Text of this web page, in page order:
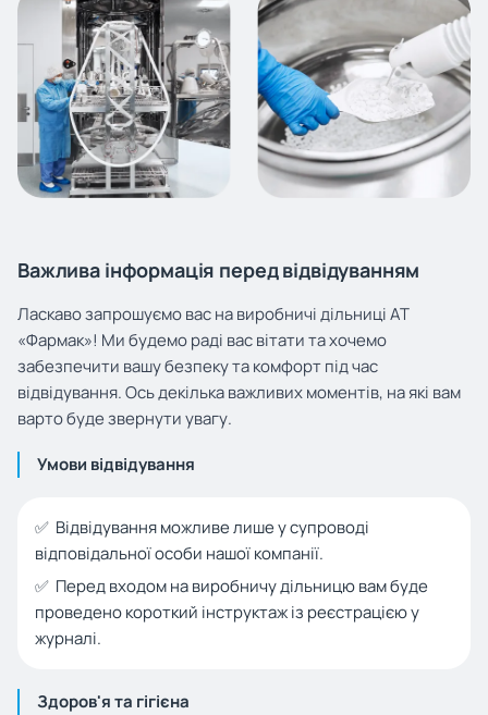
Важлива інформація перед відвідуванням
Ласкаво запрошуємо вас на виробничі дільниці АТ
«Фармак»! Ми будемо раді вас вітати та хочемо
забезпечити вашу безпеку та комфорт під час
відвідування. Ось декілька важливих моментів, на які вам
варто буде звернути увагу.
Умови відвідування
✅ Відвідування можливе лише у супроводі
відповідальної особи нашої компанії.
✅ Перед входом на виробничу дільницю вам буде
проведено короткий інструктаж із реєстрацією у
журналі.
Здоров'я та гігієна